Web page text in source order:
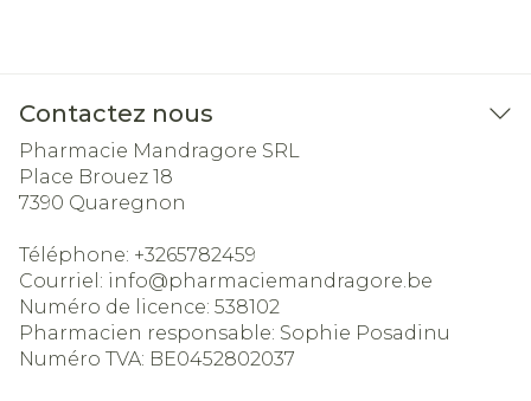
Contactez nous
Pharmacie Mandragore SRL
Place Brouez 18
7390 Quaregnon
Téléphone: +3265782459
Courriel: info@pharmaciemandragore.be
Numéro de licence: 538102
Pharmacien responsable: Sophie Posadinu
Numéro TVA: BE0452802037